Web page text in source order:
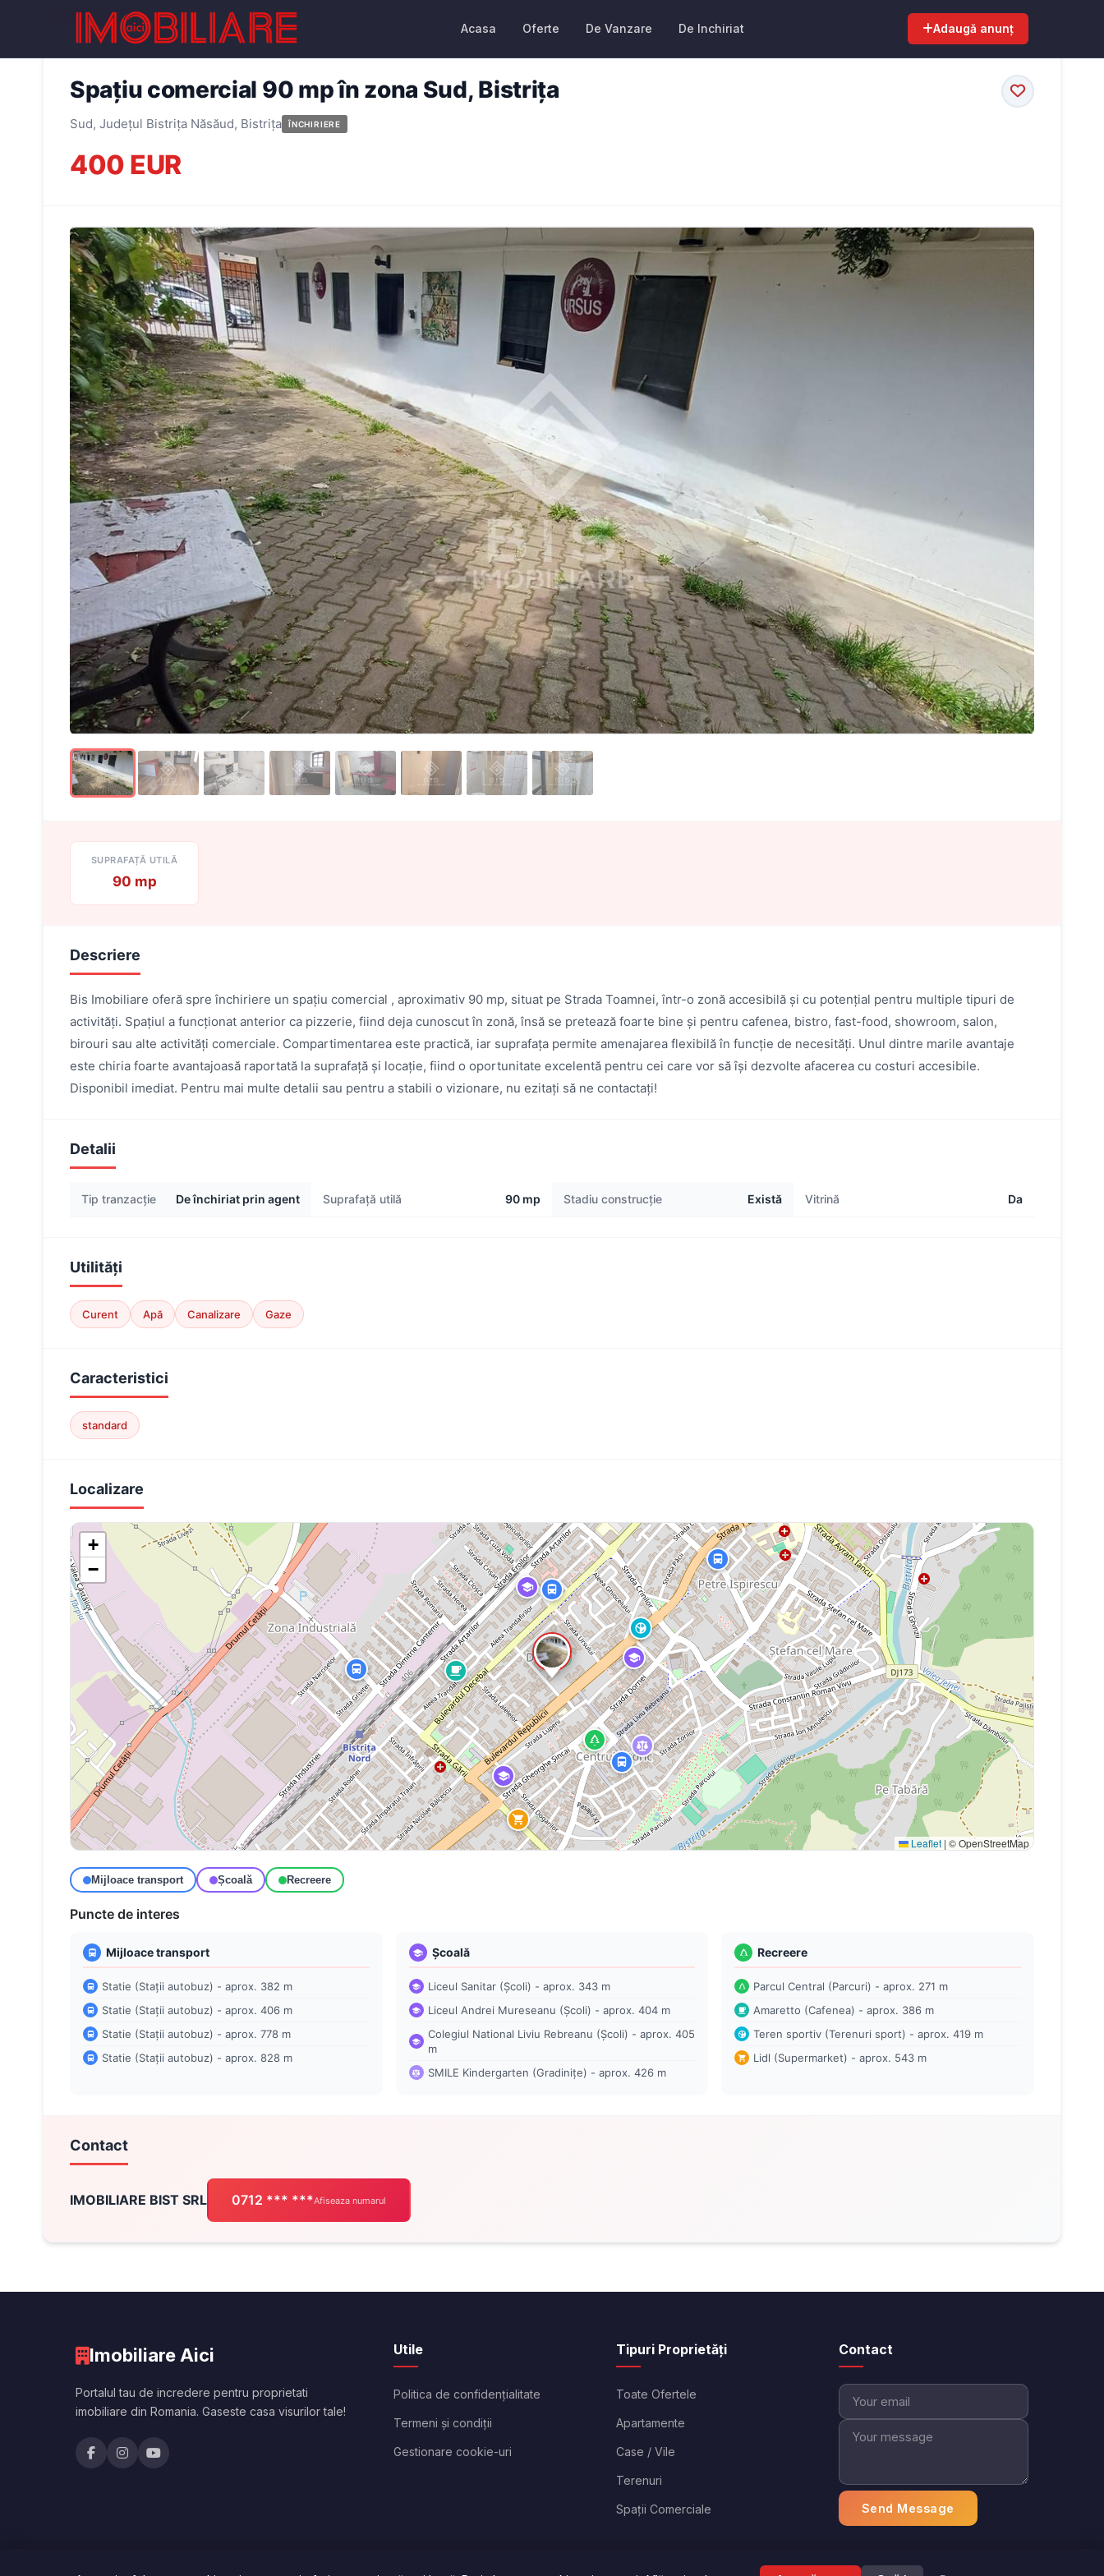
Acasa Oferte De Vanzare De Inchiriat Adaugă anunț
← Înapoi la oferte
Spațiu comercial 90 mp în zona Sud, Bistrița
Sud, Județul Bistrița Năsăud, Bistrița ÎNCHIRIERE
400 EUR
SUPRAFAȚĂ UTILĂ
90 mp
Descriere
Bis Imobiliare oferă spre închiriere un spațiu comercial , aproximativ 90 mp, situat pe Strada Toamnei, într-o zonă accesibilă și cu potențial pentru multiple tipuri de
activități. Spațiul a funcționat anterior ca pizzerie, fiind deja cunoscut în zonă, însă se pretează foarte bine și pentru cafenea, bistro, fast-food, showroom, salon,
birouri sau alte activități comerciale. Compartimentarea este practică, iar suprafața permite amenajarea flexibilă în funcție de necesități. Unul dintre marile avantaje
este chiria foarte avantajoasă raportată la suprafață și locație, fiind o oportunitate excelentă pentru cei care vor să își dezvolte afacerea cu costuri accesibile.
Disponibil imediat. Pentru mai multe detalii sau pentru a stabili o vizionare, nu ezitați să ne contactați!
Detalii
Tip tranzacție De închiriat prin agent Suprafață utilă 90 mp Stadiu construcție Există Vitrină Da
Utilități
Curent Apă Canalizare Gaze
Caracteristici
standard
Localizare
+
−
Leaflet | © OpenStreetMap
Mijloace transport Școală Recreere
Puncte de interes
Mijloace transport
Statie (Stații autobuz) - aprox. 382 m
Statie (Stații autobuz) - aprox. 406 m
Statie (Stații autobuz) - aprox. 778 m
Statie (Stații autobuz) - aprox. 828 m
Școală
Liceul Sanitar (Școli) - aprox. 343 m
Liceul Andrei Mureseanu (Școli) - aprox. 404 m
Colegiul National Liviu Rebreanu (Școli) - aprox. 405
m
SMILE Kindergarten (Gradinițe) - aprox. 426 m
Recreere
Parcul Central (Parcuri) - aprox. 271 m
Amaretto (Cafenea) - aprox. 386 m
Teren sportiv (Terenuri sport) - aprox. 419 m
Lidl (Supermarket) - aprox. 543 m
Contact
IMOBILIARE BIST SRL 0712 *** ***Afiseaza numarul
Imobiliare Aici
Portalul tau de incredere pentru proprietati
imobiliare din Romania. Gaseste casa visurilor tale!
Utile
Politica de confidențialitate
Termeni și condiții
Gestionare cookie-uri
Tipuri Proprietăți
Toate Ofertele
Apartamente
Case / Vile
Terenuri
Spații Comerciale
Contact
Send Message